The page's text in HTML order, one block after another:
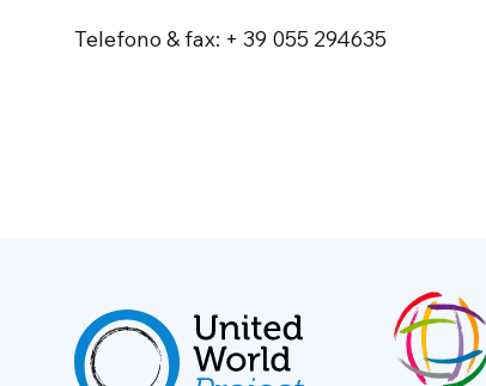
Telefono & fax: + 39 055 294635